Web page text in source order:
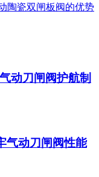
陶瓷双闸板阀的优势
动刀闸阀护航制
气动刀闸阀性能